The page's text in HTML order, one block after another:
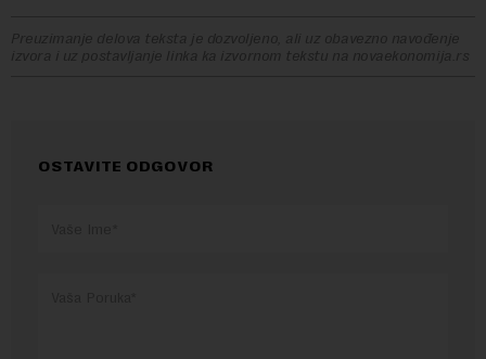
Preuzimanje delova teksta je dozvoljeno, ali uz obavezno navođenje
izvora i uz postavljanje linka ka izvornom tekstu na novaekonomija.rs
OSTAVITE ODGOVOR